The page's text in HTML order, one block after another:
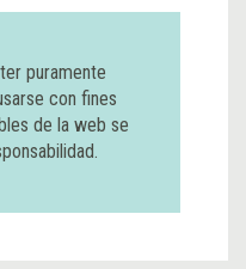
puramente
con fines
de la web se